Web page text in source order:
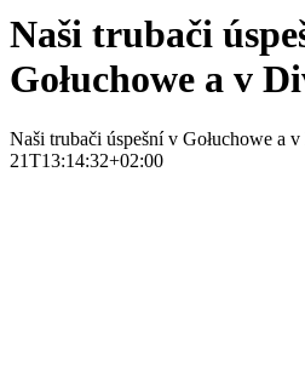
Naši trubači
Gołuchowe a v
Naši trubači úspešní v Gołuchowe a
21T13:14:32+02:00